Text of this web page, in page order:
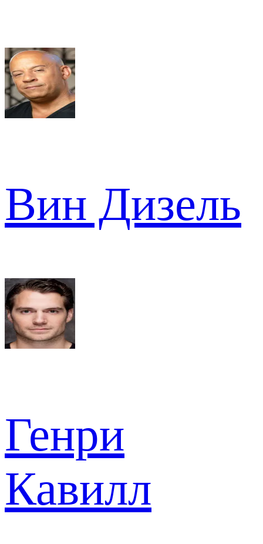
Вин Дизель
Генри
Кавилл